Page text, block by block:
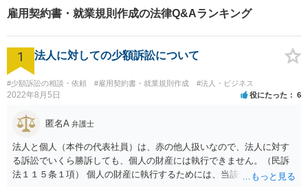
面談は、大阪の店舗の店長と、ベリーベスト法律事務所の大阪オフィスの担
当弁護士とで対応することとなりました。 交渉の場では、担当弁護士から、
分については、会社としてXさんの労働時間と認めることはできないから、X
さんが、労働基準監督署に相談したとしても、同じ説明をするし、裁判所で
法的手続を取ったとしても、同じ説明をしていくと話をしました。 この時
は、Xさんは、労働基準監督署や知り合いの弁護士と相談すると言って帰りま
したが、1週間ほどたった頃、Xさんから、大阪オフィスの担当弁護士に連絡
ましたので、Xさんと当社とで当社の認める残業代を支払うことと、Xさんは
雇用契約書・就業規則作成の法律Q&Aランキング
1 法人に対しての少額訴訟について
#少額訴訟の相談・依頼 #雇用契約書・就業規則作成 #法人・ビジネス
2022年8月5日 役にたった 6
匿名A 弁護士
法人と個人（本件の代表社員）は、赤の他人扱いなので、法人に対す
る訴訟でいくら勝訴しても、個人の財産には執行できません。（民訴
法１１５条１項） 個人の財産に執行するためには、当該個人に対して